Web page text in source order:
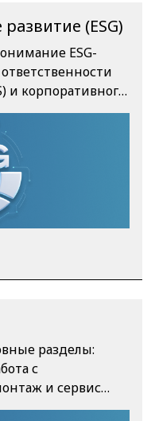
(ESG)
ESG-
и корпоративного
ESG-данных,
(таким
ИТ-решений,
разделы:
и сервис
систем.